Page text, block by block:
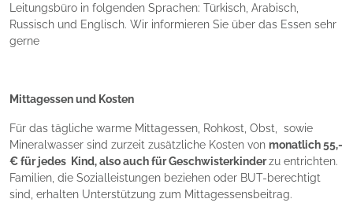
Leitungsbüro in folgenden Sprachen: Türkisch, Arabisch,
Russisch und Englisch. Wir informieren Sie über das Essen sehr
gerne
Mittagessen und Kosten
Für das tägliche warme Mittagessen, Rohkost, Obst, sowie
Mineralwasser sind zurzeit zusätzliche Kosten von monatlich 55,-
€ für jedes Kind, also auch für Geschwisterkinderzu entrichten.
Familien, die Sozialleistungen beziehen oder BUT-berechtigt
sind, erhalten Unterstützung zum Mittagessensbeitrag.